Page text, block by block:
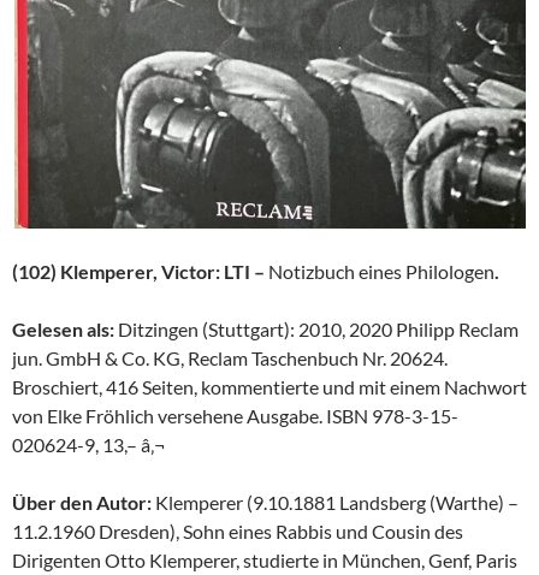
(102) Klemperer, Victor: LTI – Notizbuch eines Philologen
Gelesen als: Ditzingen (Stuttgart): 2010, 2020 Philipp Reclam
jun. GmbH & Co. KG, Reclam Taschenbuch Nr. 20624.
Broschiert, 416 Seiten, kommentierte und mit einem Nachwort
von Elke Fröhlich versehene Ausgabe. ISBN 978-3-15-
020624-9, 13,– â‚¬
Über den Autor: Klemperer (9.10.1881 Landsberg (Warthe) –
11.2.1960 Dresden), Sohn eines Rabbis und Cousin des
Dirigenten Otto Klemperer, studierte in München, Genf, Paris